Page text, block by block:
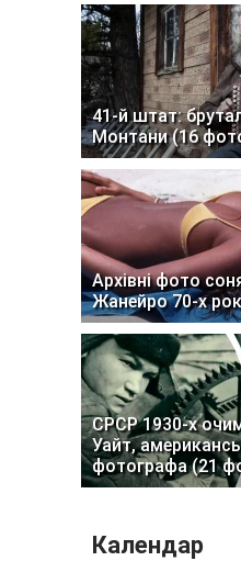
41-й штат:
Монтани (16
Архівні фото
Жанейро 70-х
СРСР 1930-х
Уайт,
фотографа (21
Календар